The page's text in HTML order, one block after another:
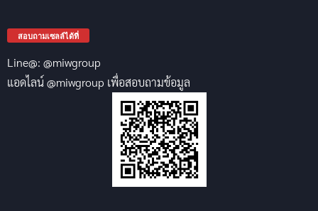
สอบถามเซลล์ได้ที่
Line@: @miwgroup
แอดไลน์ @miwgroup เพื่อสอบถามข้อมูล